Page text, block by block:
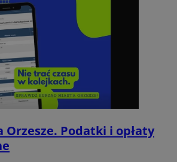
Orzesze. Podatki i opłaty